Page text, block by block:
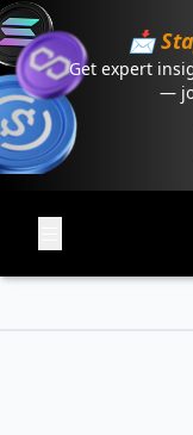
📩
Get expert
—